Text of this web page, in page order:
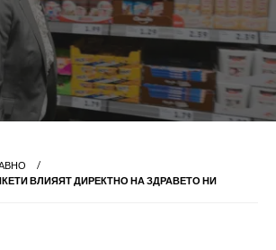
ВЛИЯЯТ ДИРЕКТНО НА ЗДРАВЕТО НИ